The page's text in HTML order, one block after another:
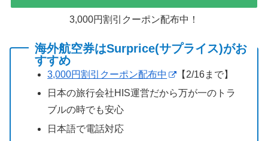
3,000円割引クーポン配布中！
海外航空券はSurprice(サプライス)がお
すすめ
3,000円割引クーポン配布中
【2/16まで】
日本の旅行会社HIS運営だから万が一のトラ
ブルの時でも安心
日本語で電話対応